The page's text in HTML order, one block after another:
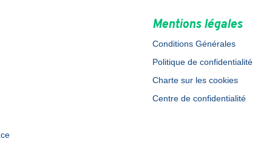
Mentions légales
Conditions Générales
Politique de confidentialité
Charte sur les cookies
Centre de confidentialité